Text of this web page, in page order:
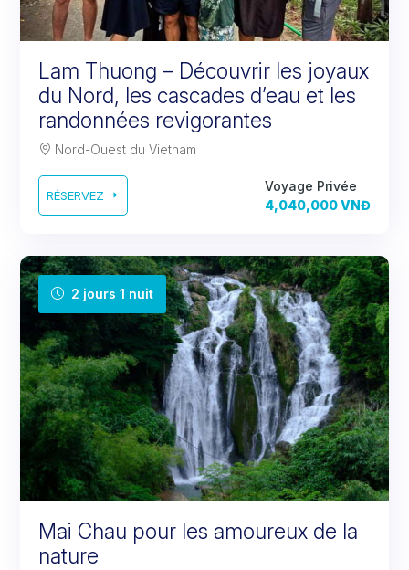
Lam Thuong – Découvrir les joyaux
du Nord, les cascades d’eau et les
randonnées revigorantes
Nord-Ouest du Vietnam
RÉSERVEZ
Voyage Privée
4,040,000 VNĐ
2 jours 1 nuit
Mai Chau pour les amoureux de la
nature